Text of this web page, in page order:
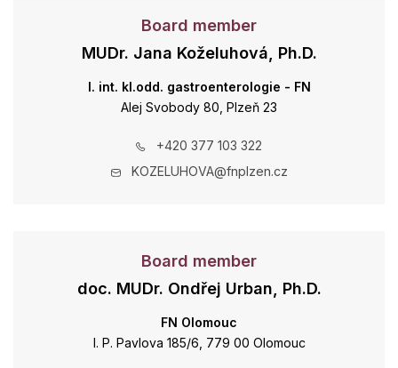
Board member
MUDr. Jana Koželuhová, Ph.D.
I. int. kl.odd. gastroenterologie - FN
Alej Svobody 80, Plzeň 23
+420 377 103 322
KOZELUHOVA@fnplzen.cz
Board member
doc. MUDr. Ondřej Urban, Ph.D.
FN Olomouc
I. P. Pavlova 185/6, 779 00 Olomouc